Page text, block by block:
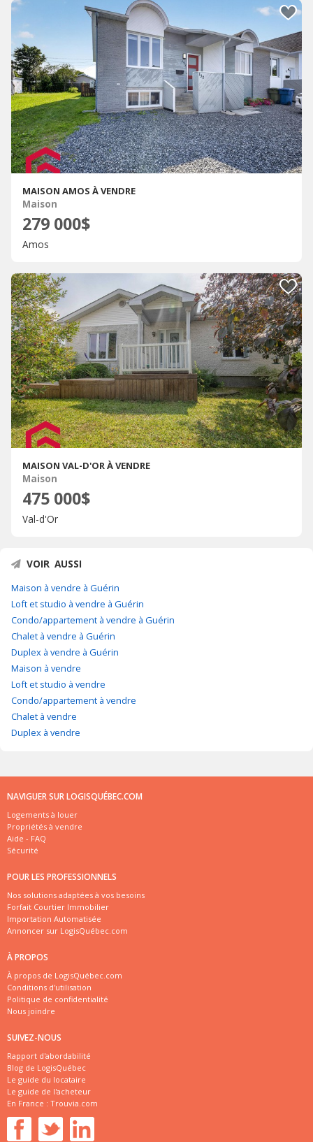
MAISON AMOS À VENDRE
Maison
279 000$
Amos
MAISON VAL-D'OR À VENDRE
Maison
475 000$
Val-d'Or
VOIR AUSSI
Maison à vendre à Guérin
Loft et studio à vendre à Guérin
Condo/appartement à vendre à Guérin
Chalet à vendre à Guérin
Duplex à vendre à Guérin
Maison à vendre
Loft et studio à vendre
Condo/appartement à vendre
Chalet à vendre
Duplex à vendre
NAVIGUER SUR LOGISQUÉBEC.COM
Logements à louer
Propriétés à vendre
Aide - FAQ
Sécurité
POUR LES PROFESSIONNELS
Nos solutions adaptées à vos besoins
Forfait Courtier Immobilier
Importation Automatisée
Annoncer sur LogisQuébec.com
À PROPOS
À propos de LogisQuébec.com
Conditions d'utilisation
Politique de confidentialité
Nous joindre
SUIVEZ-NOUS
Rapport d'abordabilité
Blog de LogisQuébec
Le guide du locataire
Le guide de l'acheteur
En France : Trouvia.com